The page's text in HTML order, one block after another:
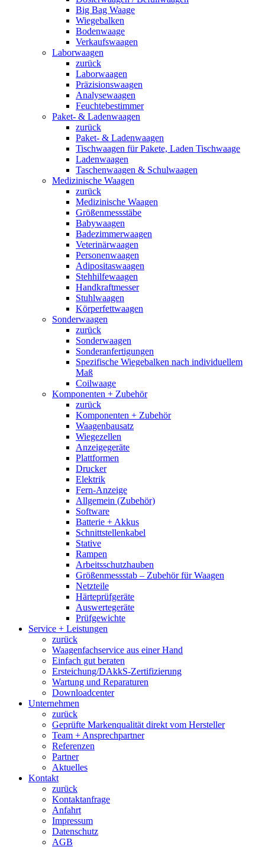
Big Bag Waage
Wiegebalken
Bodenwaage
Verkaufswaagen
Laborwaagen
zurück
Laborwaagen
Präzisionswaagen
Analysewaagen
Feuchtebestimmer
Paket- & Ladenwaagen
zurück
Paket- & Ladenwaagen
Tischwaagen für Pakete, Laden Tischwaage
Ladenwaagen
Taschenwaagen & Schulwaagen
Medizinische Waagen
zurück
Medizinische Waagen
Größenmessstäbe
Babywaagen
Badezimmerwaagen
Veterinärwaagen
Personenwaagen
Adipositaswaagen
Stehhilfewaagen
Handkraftmesser
Stuhlwaagen
Körperfettwaagen
Sonderwaagen
zurück
Sonderwaagen
Sonderanfertigungen
Spezifische Wiegebalken nach individuellem
Maß
Coilwaage
Komponenten + Zubehör
zurück
Komponenten + Zubehör
Waagenbausatz
Wiegezellen
Anzeigegeräte
Plattformen
Drucker
Elektrik
Fern-Anzeige
Allgemein (Zubehör)
Software
Batterie + Akkus
Schnittstellenkabel
Stative
Rampen
Arbeitsschutzhauben
Größenmessstab – Zubehör für Waagen
Netzteile
Härteprüfgeräte
Auswertegeräte
Prüfgewichte
Service + Leistungen
zurück
Waagenfachservice aus einer Hand
Einfach gut beraten
Ersteichung/DAkkS-Zertifizierung
Wartung und Reparaturen
Downloadcenter
Unternehmen
zurück
Geprüfte Markenqualität direkt vom Hersteller
Team + Ansprechpartner
Referenzen
Partner
Aktuelles
Kontakt
zurück
Kontaktanfrage
Anfahrt
Impressum
Datenschutz
AGB